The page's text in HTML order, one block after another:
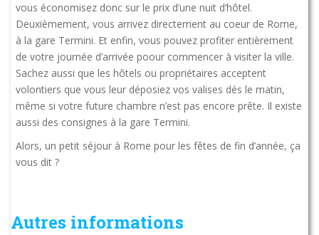
vous économisez donc sur le prix d’une nuit d’hôtel.
Deuxièmement, vous arrivez directement au coeur de Rome,
à la gare Termini. Et enfin, vous pouvez profiter entièrement
de votre journée d’arrivée poour commencer à visiter la ville.
Sachez aussi que les hôtels ou propriétaires acceptent
volontiers que vous leur déposiez vos valises dés le matin,
même si votre future chambre n’est pas encore prête. Il existe
aussi des consignes à la gare Termini.
Alors, un petit séjour à Rome pour les fêtes de fin d’année, ça
vous dit ?
Autres informations